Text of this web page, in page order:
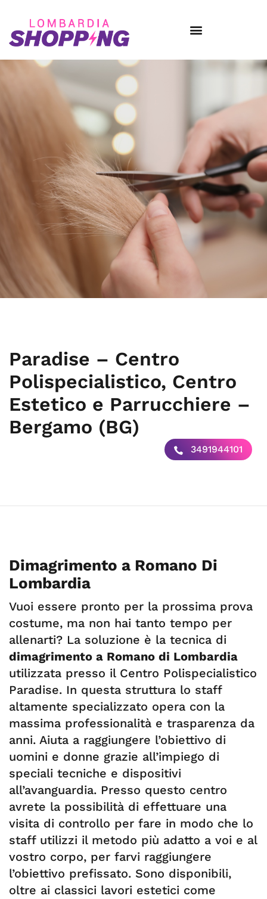
Paradise – Centro
Polispecialistico, Centro
Estetico e Parrucchiere –
Bergamo (BG)
3491944101
Dimagrimento a Romano Di
Lombardia
Vuoi essere pronto per la prossima prova
costume, ma non hai tanto tempo per
allenarti? La soluzione è la tecnica di
dimagrimento a Romano di Lombardia
utilizzata presso il Centro Polispecialistico
Paradise. In questa struttura lo staff
altamente specializzato opera con la
massima professionalità e trasparenza da
anni. Aiuta a raggiungere l’obiettivo di
uomini e donne grazie all’impiego di
speciali tecniche e dispositivi
all’avanguardia. Presso questo centro
avrete la possibilità di effettuare una
visita di controllo per fare in modo che lo
staff utilizzi il metodo più adatto a voi e al
vostro corpo, per farvi raggiungere
l’obiettivo prefissato. Sono disponibili,
oltre ai classici lavori estetici come